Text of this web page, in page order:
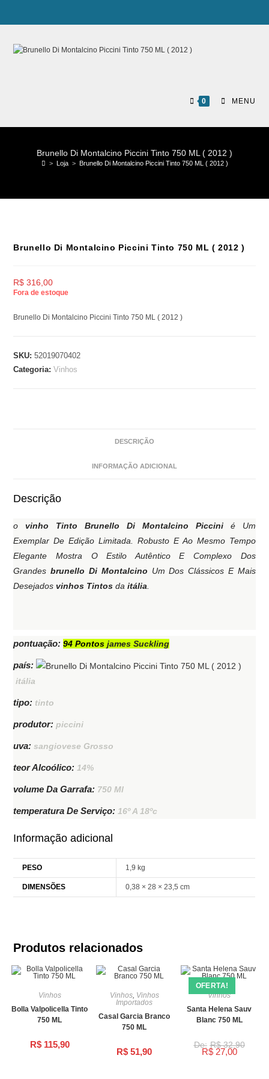
0 MENU
Brunello Di Montalcino Piccini Tinto 750 ML ( 2012 )
> Loja > Brunello Di Montalcino Piccini Tinto 750 ML ( 2012 )
Brunello Di Montalcino Piccini Tinto 750 ML ( 2012 )
R$ 316,00
Fora de estoque
Brunello Di Montalcino Piccini Tinto 750 ML ( 2012 )
SKU:52019070402
Categoria:Vinhos
DESCRIÇÃO
INFORMAÇÃO ADICIONAL
Descrição
ovinho Tinto Brunello Di Montalcino Piccinié Um
Exemplar De Edição Limitada. Robusto E Ao Mesmo Tempo
Elegante Mostra O Estilo Autêntico E Complexo Dos
Grandesbrunello Di Montalcino Um Dos Clássicos E Mais
Desejadosvinhos Tintos daitália.
pontuação:94 Pontosjames Suckling
país:
itália
tipo: tinto
produtor: piccini
uva:sangiovese Grosso
teor Alcoólico: 14%
volume Da Garrafa: 750 Ml
temperatura De Serviço: 16º A 18ºc
Informação adicional
PESO 1,9 kg
DIMENSÕES 0,38 × 28 × 23,5 cm
Produtos relacionados
Vinhos
Bolla Valpolicella Tinto
750 ML
R$115,90
Vinhos, Vinhos
Importados
Casal Garcia Branco
750 ML
R$ 51,90
OFERTA!
Vinhos
Santa Helena Sauv
Blanc 750 ML
R$32,90
R$27,00